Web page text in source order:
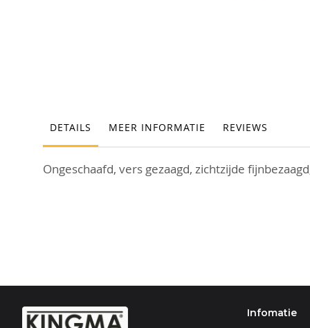
gallerij
DETAILS MEER INFORMATIE REVIEWS
Ongeschaafd, vers gezaagd, zichtzijde
Infomatie